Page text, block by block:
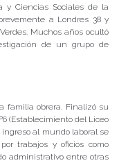
y Ciencias Sociales de la
a Londres 38 y
Muchos años ocultó
de un grupo de
familia obrera. Finalizó su
(Establecimiento del Liceo
al mundo laboral se
trabajos y oficios como
administrativo entre otras